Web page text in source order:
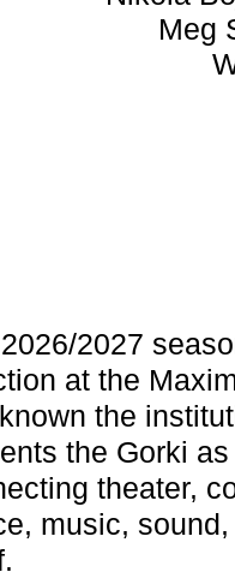
Meg
2027
at the
the
the Gorki
theater,
music,